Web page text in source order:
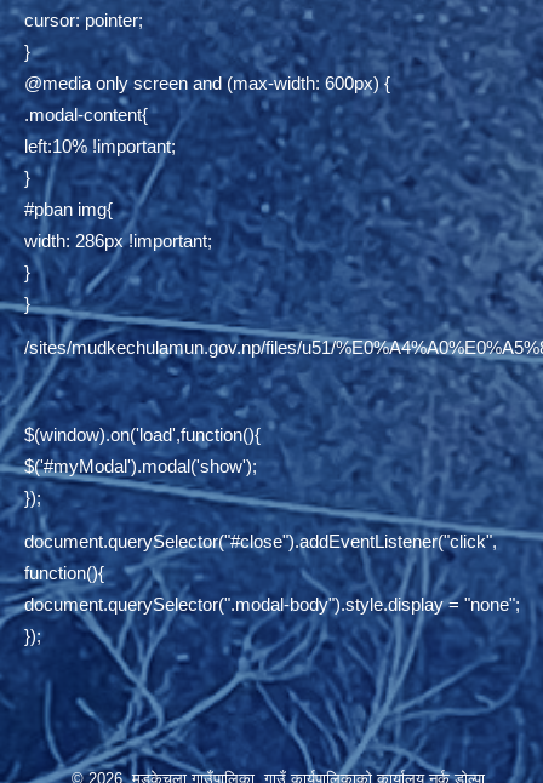
cursor: pointer;
}
@media only screen and (max-width: 600px) {
.modal-content{
left:10% !important;
}
#pban img{
width: 286px !important;
}
}
/sites/mudkechulamun.gov.np/files/u51/
$(window).on('load',function(){
$('#myModal').modal('show');
});
document.querySelector("#close").addEventListener("click",
function(){
document.querySelector(".modal-body").style.display = "none";
});
© 2026 मुड्केचुला गाउँपालिका, गाउँ कार्यपालिकाको कार्यालय,नर्कु,डोल्पा